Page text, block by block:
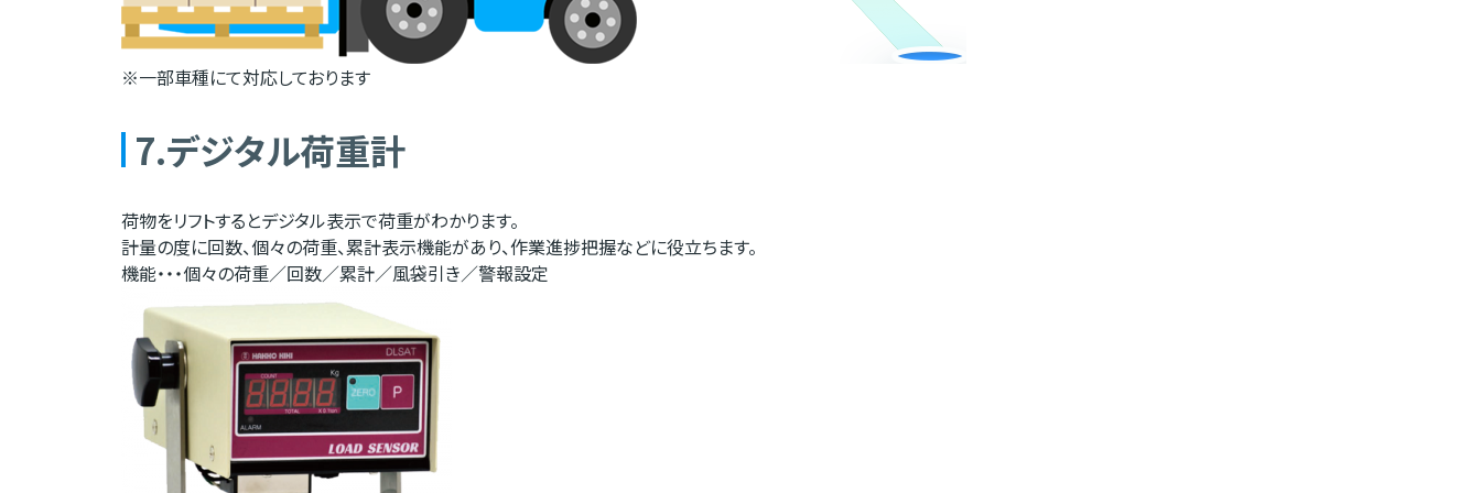
※一部車種にて対応しております
7.デジタル荷重計
荷物をリフトするとデジタル表示で荷重がわかります。
計量の度に回数、個々の荷重、累計表示機能があり、作業進捗把握などに役立ちます。
機能・・・個々の荷重／回数／累計／風袋引き／警報設定